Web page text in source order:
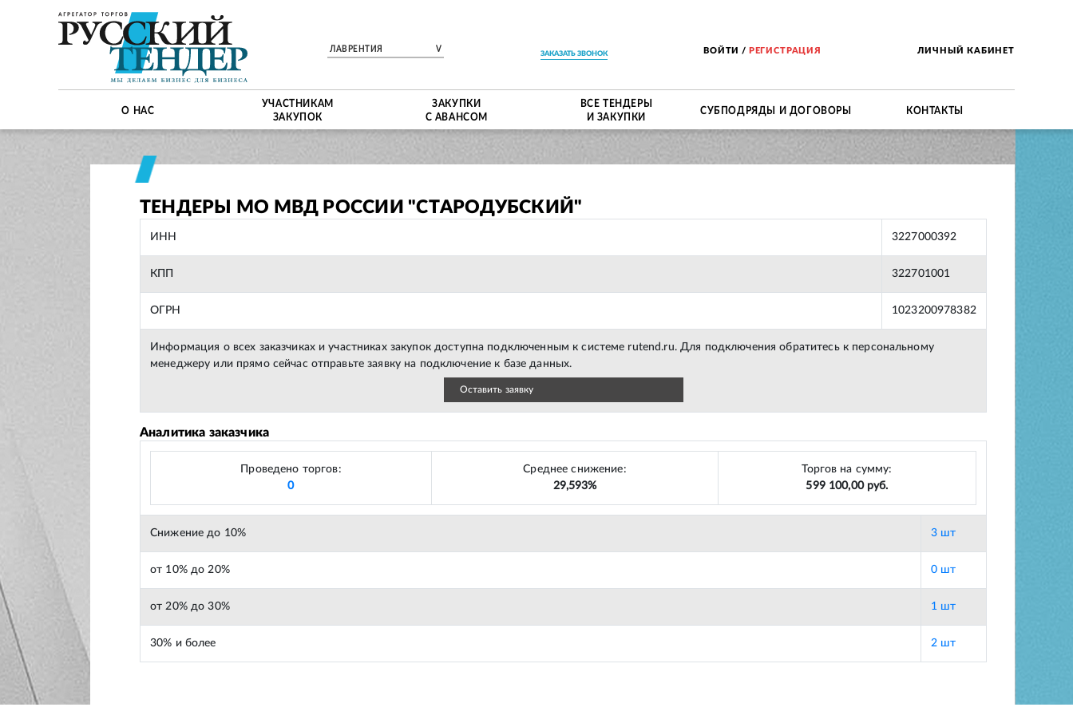
ЛАВРЕНТИЯ V ЗАКАЗАТЬ ЗВОНОК ВОЙТИ / РЕГИСТРАЦИЯ ЛИЧНЫЙ КАБИНЕТ
О НАС
УЧАСТНИКАМ
ЗАКУПОК
ЗАКУПКИ
С АВАНСОМ
ВСЕ ТЕНДЕРЫ
И ЗАКУПКИ
СУБПОДРЯДЫ И ДОГОВОРЫ КОНТАКТЫ
ТЕНДЕРЫ МО МВД РОССИИ "СТАРОДУБСКИЙ"
ИНН 3227000392
КПП 322701001
ОГРН 1023200978382
Информация о всех заказчиках и участниках закупок доступна подключенным к системе rutend.ru. Для подключения обратитесь к персональному
менеджеру или прямо сейчас отправьте заявку на подключение к базе данных.
Оставить заявку
Аналитика заказчика
Проведено торгов:
0
Среднее снижение:
29,593%
Торгов на сумму:
599 100,00 руб.
Снижение до 10% 3 шт
от 10% до 20% 0 шт
от 20% до 30% 1 шт
30% и более 2 шт